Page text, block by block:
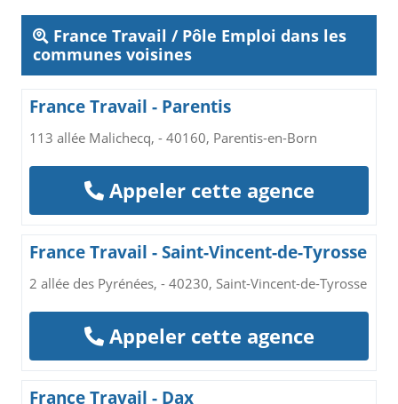
France Travail / Pôle Emploi dans les
communes voisines
France Travail - Parentis
113 allée Malichecq, - 40160, Parentis-en-Born
Appeler cette agence
France Travail - Saint-Vincent-de-Tyrosse
2 allée des Pyrénées, - 40230, Saint-Vincent-de-Tyrosse
Appeler cette agence
France Travail - Dax